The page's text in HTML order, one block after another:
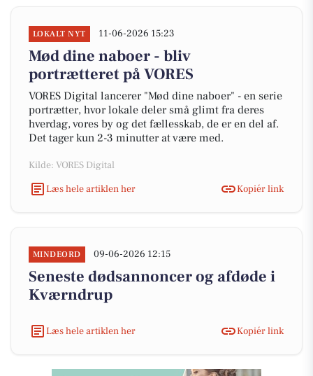
LOKALT NYT 11-06-2026 15:23
Mød dine naboer - bliv
portrætteret på VORES
VORES Digital lancerer "Mød dine naboer" - en serie
portrætter, hvor lokale deler små glimt fra deres
hverdag, vores by og det fællesskab, de er en del af.
Det tager kun 2-3 minutter at være med.
Kilde: VORES Digital
Læs hele artiklen her
Kopiér link
MINDEORD 09-06-2026 12:15
Seneste dødsannoncer og afdøde i
Kværndrup
Læs hele artiklen her Kopiér link